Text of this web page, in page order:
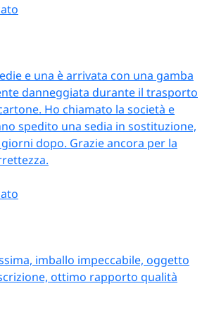
e una è arrivata con una gamba
danneggiata durante il trasporto
Ho chiamato la società e
spedito una sedia in sostituzione,
dopo. Grazie ancora per la
imballo impeccabile, oggetto
ottimo rapporto qualità